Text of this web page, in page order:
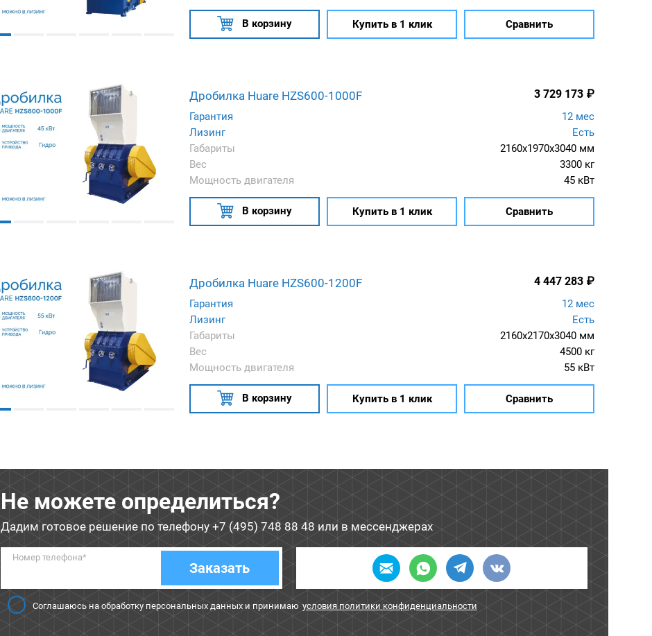
В корзину Купить в 1 клик Сравнить
Дробилка Huare HZS600-1000F 3 729 173 ₽
Гарантия
12 мес
Лизинг
Есть
Габариты
2160x1970x3040 мм
Вес
3300 кг
Мощность двигателя
45 кВт
В корзину Купить в 1 клик Сравнить
Дробилка Huare HZS600-1200F 4 447 283 ₽
Гарантия
12 мес
Лизинг
Есть
Габариты
2160x2170x3040 мм
Вес
4500 кг
Мощность двигателя
55 кВт
В корзину Купить в 1 клик Сравнить
Не можете определиться?
Дадим готовое решение по телефону +7 (495) 748 88 48 или в мессенджерах
Номер телефона*
Заказать
Соглашаюсь на обработку персональных данных и принимаю условия политики конфиденциальности